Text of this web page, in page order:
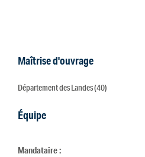
Maîtrise d'ouvrage
Département des Landes (40)
Équipe
Mandataire :